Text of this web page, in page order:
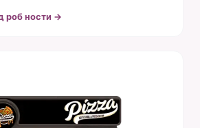
роб ности →